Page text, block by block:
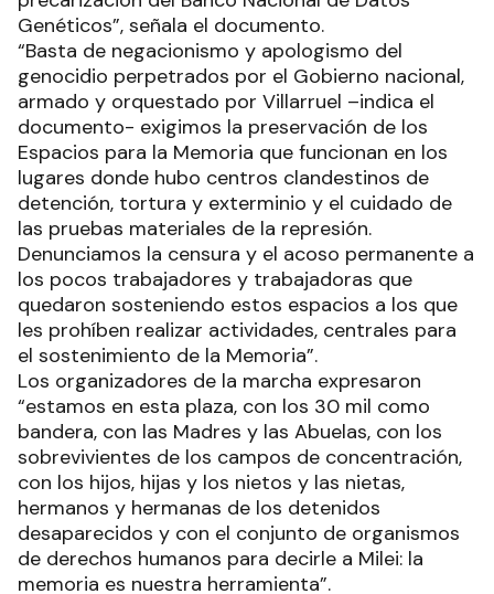
Genéticos”, señala el documento.
“Basta de negacionismo y apologismo del
genocidio perpetrados por el Gobierno nacional,
armado y orquestado por Villarruel –indica el
documento- exigimos la preservación de los
Espacios para la Memoria que funcionan en los
lugares donde hubo centros clandestinos de
detención, tortura y exterminio y el cuidado de
las pruebas materiales de la represión.
Denunciamos la censura y el acoso permanente a
los pocos trabajadores y trabajadoras que
quedaron sosteniendo estos espacios a los que
les prohíben realizar actividades, centrales para
el sostenimiento de la Memoria”.
Los organizadores de la marcha expresaron
“estamos en esta plaza, con los 30 mil como
bandera, con las Madres y las Abuelas, con los
sobrevivientes de los campos de concentración,
con los hijos, hijas y los nietos y las nietas,
hermanos y hermanas de los detenidos
desaparecidos y con el conjunto de organismos
de derechos humanos para decirle a Milei: la
memoria es nuestra herramienta”.